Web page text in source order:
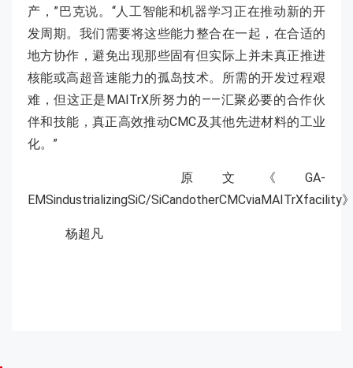
产，”巴克说。“人工智能和机器学习正在推动新的开
发周期。我们需要将这些能力整合在一起，在合适的
地方协作，避免出现那些固有但实际上并未真正推进
核能或高超音速能力的孤岛技术。所需的开发过程艰
难，但这正是MAITrX所努力的——汇聚必要的合作伙
伴和技能，真正高效推动CMC及其他先进材料的工业
化。”
原文《GA-
EMSindustrializingSiC/SiCandotherCMCviaMAITrXfacility
杨超凡